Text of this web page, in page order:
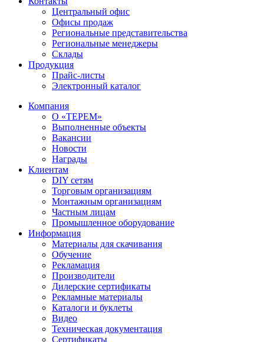
Центральный офис
Офисы продаж
Региональные представительства
Региональные менеджеры
Склады
Продукция
Прайс-листы
Электронный каталог
Компания
О «ТЕРЕМ»
Выполненные объекты
Вакансии
Новости
Награды
Клиентам
DIY сетям
Торговым организациям
Монтажным организациям
Частным лицам
Промышленное оборудование
Информация
Материалы для скачивания
Обучение
Рекламация
Производители
Дилерские сертификаты
Рекламные материалы
Каталоги и буклеты
Видео
Техническая документация
Сертификаты